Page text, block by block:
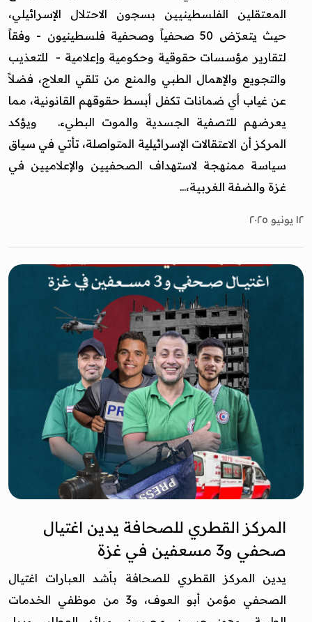
المعتقلين الفلسطينيين بسجون الاحتلال الإسرائيلي،
حيث يتعرّض 50 صحفياً وصحفية فلسطينيون - وفقاً
لتقارير مؤسسات حقوقية وحكومية وإعلامية - للتعذيب
والتجويع والإهمال الطبي والمنع من تلقي العلاج، فضلاً
عن غياب أي ضمانات تكفل أبسط حقوقهم القانونية، مما
يعرضهم للتصفية الجسدية والموت البطيء. ويؤكد
المركز أن الاعتقالات الإسرائيلية المتواصلة، تأتي في سياق
سياسة ممنهجة لاستهداف الصحفيين والإعلاميين في
غزة والضفة الغربية،...
١٢ يونيو ٢٠٢٥
المركز القطري للصحافة يدين اغتيال
صحفي و3 مسعفين في غزة
يدين المركز القطري للصحافة بأشد العبارات اغتيال
الصحفي مؤمن أبو العوف، و3 من موظفي الخدمات